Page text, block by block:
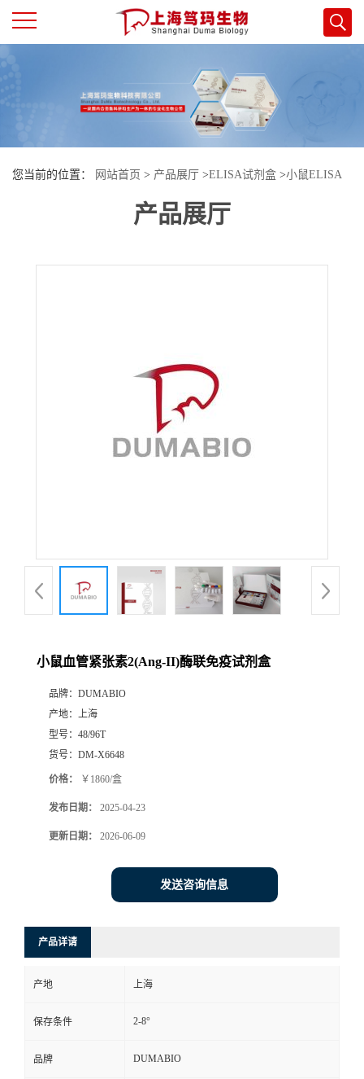
页
司
品
方
您当前的位置： 网站首页 > 产品展厅 >ELISA试剂盒 >小鼠ELISA
小鼠血管紧张素2(Ang-II)酶联免疫试剂盒
产品展厅
小鼠血管紧张素2(Ang-II)酶联免疫试剂盒
品牌： DUMABIO
产地： 上海
型号： 48/96T
货号： DM-X6648
价格： ￥1860/盒
发布日期： 2025-04-23
更新日期： 2026-06-09
发送咨询信息
产品详请
产地 上海
保存条件 2-8°
品牌 DUMABIO